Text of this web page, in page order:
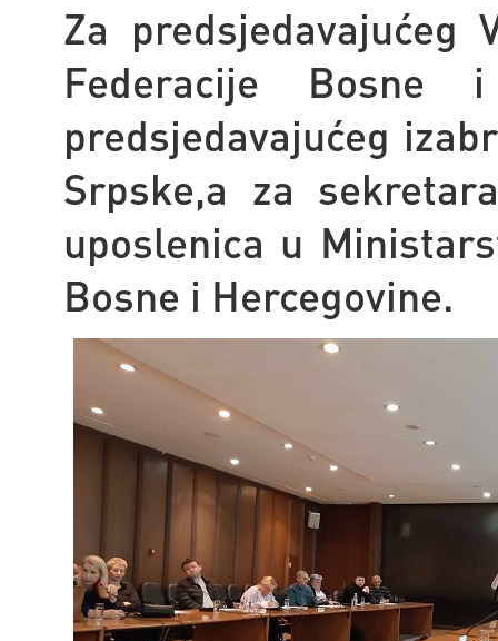
Za
Federacije Bosne
predsjedavajućeg
Srpske,a za
uposlenica u
Bosne i Hercegovine.